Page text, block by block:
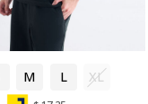
M L XL